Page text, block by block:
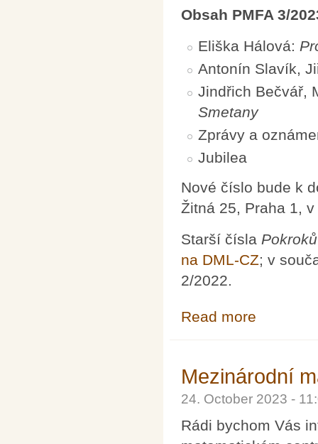
Obsah PMFA 3/
Eliška Hálová:
Antonín Slavík,
Jindřich Bečvář,
Smetany
Zprávy a
Jubilea
Nové číslo bude k
Žitná 25, Praha 1,
Starší čísla
na DML-CZ; v
2/2022.
Read more
Mezinárodní
24. October 2023 -
Rádi bychom Vás